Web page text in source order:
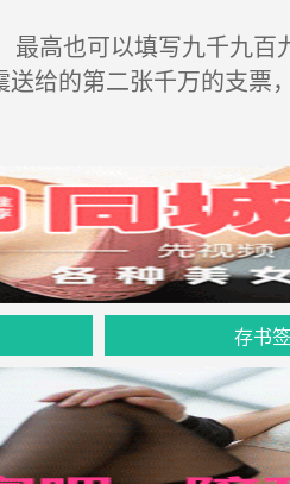
高也可以填写九千九百
给的第二张千万的支票
存书签